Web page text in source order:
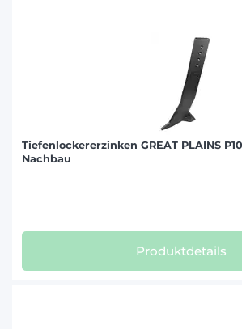
Tiefenlockererzinken GREAT PLAINS
Nachbau
Produktdetails